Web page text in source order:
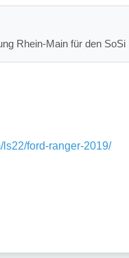
Rhein-Main für den
ls22/ford-ranger-2019/